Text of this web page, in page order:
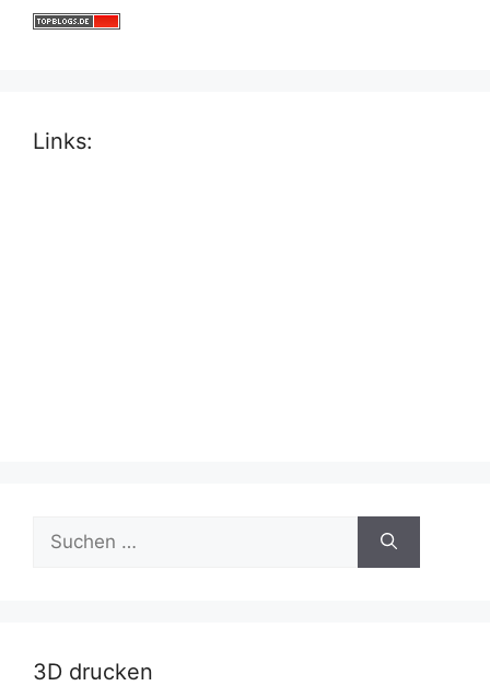
Links:
nach:
3D drucken